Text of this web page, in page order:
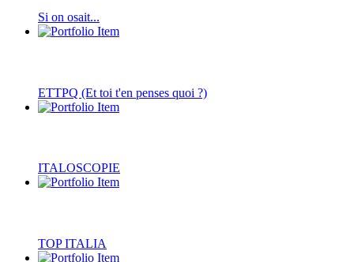
Si on osait...
ETTPQ (Et toi t'en penses quoi ?)
ITALOSCOPIE
TOP ITALIA